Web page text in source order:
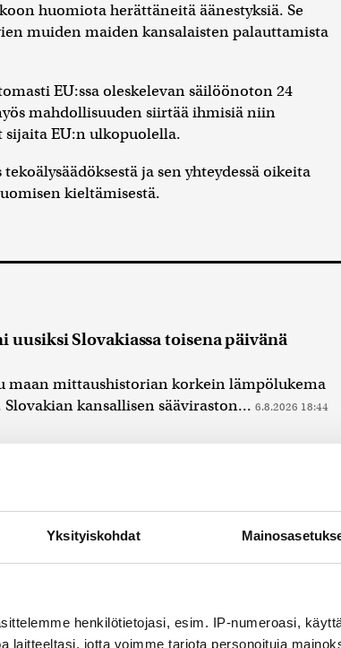
Yksityiskohdat
henkilötietojasi, esim. IP-numeroasi,
laitteeltasi, jotta voimme tarjota personoituja
huomiota herättäneitä äänestyksiä. Se
muiden maiden kansalaisten palauttamista
EU:ssa oleskelevan säilöönoton 24
mahdollisuuden siirtää ihmisiä niin
EU:n ulkopuolella.
ja sen yhteydessä oikeita
kieltämisestä.
uusiksi Slovakiassa toisena päivänä
maan mittaushistorian korkein lämpölukema
kansallisen sääviraston... 6.8.2026 18:44
mukaan Venäjä harkitsee
mukaan Venäjä harkitsee hyökkäyksiä
Asiasta raportoi liettualainen